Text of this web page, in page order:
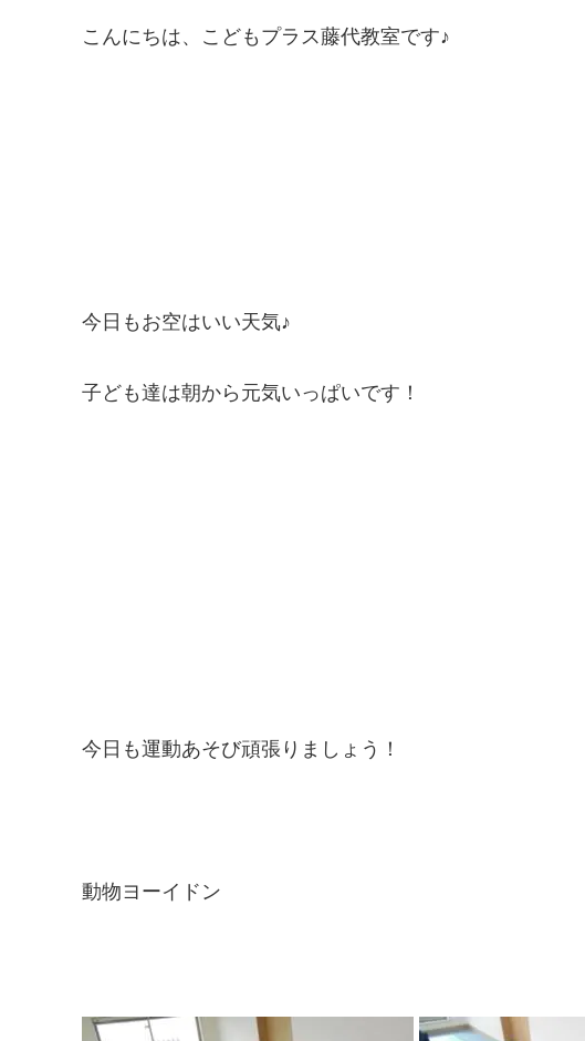
こんにちは、こどもプラス藤代教室です♪
今日もお空はいい天気♪
子ども達は朝から元気いっぱいです！
今日も運動あそび頑張りましょう！
動物ヨーイドン